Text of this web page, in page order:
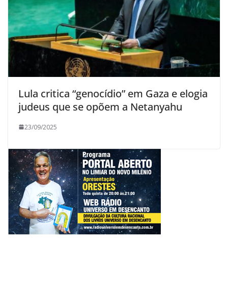
Lula critica “genocídio” em Gaza e elogia
judeus que se opõem a Netanyahu
23/09/2025